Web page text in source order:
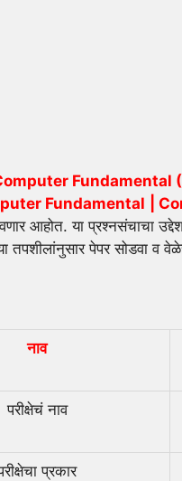
Fundamental
Fundamental |
आहोत. या प्रश्नसंचाचा
पेपर सोडवा व
नाव
परीक्षेचं नाव
प्रकार